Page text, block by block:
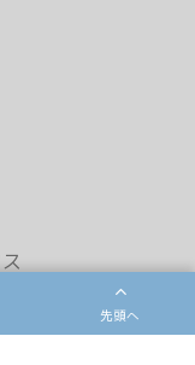
田4-13-3
先頭へ